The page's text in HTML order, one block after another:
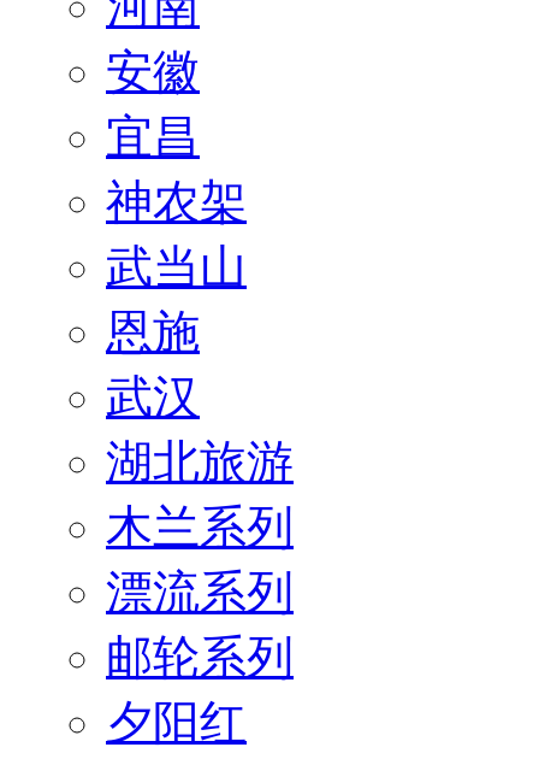
安徽
宜昌
神农架
武当山
恩施
武汉
湖北旅游
木兰系列
漂流系列
邮轮系列
夕阳红